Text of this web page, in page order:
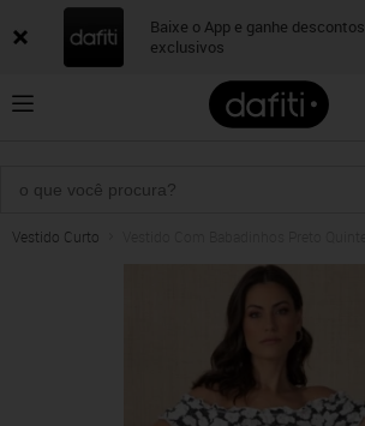
Baixe o App e ganhe descontos
exclusivos
Vestido Curto